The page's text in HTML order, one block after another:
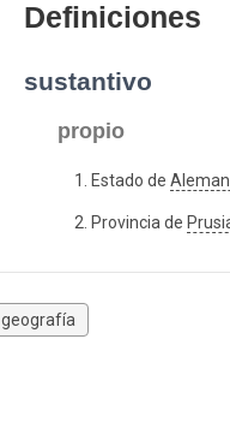
Definiciones
sustantivo
propio
Estado de
Provincia de
geografía